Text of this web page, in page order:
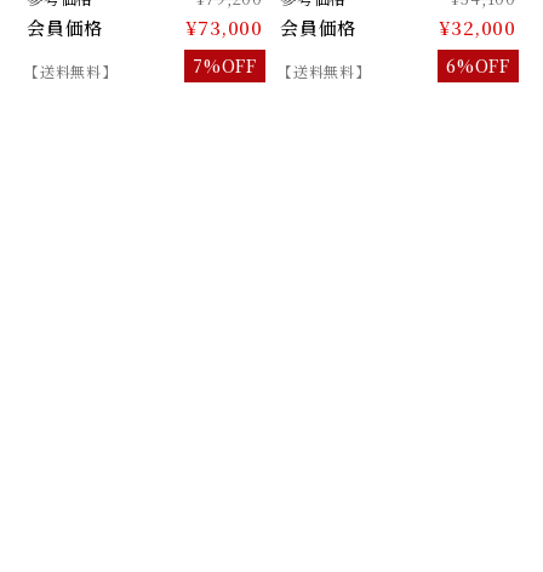
会員価格 ¥73,000
【送料無料】 7%OFF
会員価格 ¥32,000
【送料無料】 6%OFF